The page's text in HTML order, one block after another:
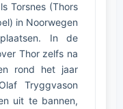
Torsnes (Thors
in Noorwegen
In de
Thor zelfs na
rond het jaar
Tryggvason
uit te bannen,